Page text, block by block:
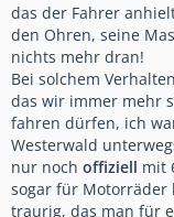
das der Fahrer
den Ohren, seine
nichts mehr dran!
Bei solchem
das wir immer mehr
fahren dürfen, ich
Westerwald
nur noch offiziell mit
sogar für Motorräder
traurig, das man für